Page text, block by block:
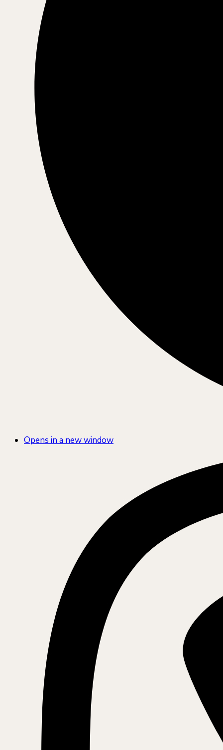
Opens in a new window